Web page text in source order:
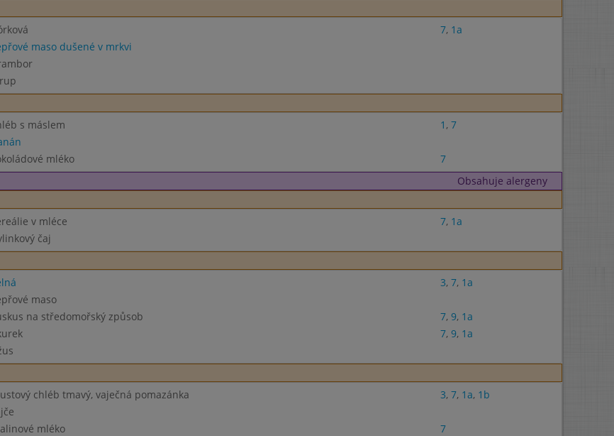
7, 1a
maso dušené v mrkvi
s máslem 1 , 7
mléko
7
Obsahuje alergeny
v mléce 7, 1a
čaj
3, 7, 1a
maso
na středomořský způsob 7, 9, 1a
7, 9, 1a
chléb tmavý, vaječná pomazánka 3, 7, 1a, 1b
mléko
7